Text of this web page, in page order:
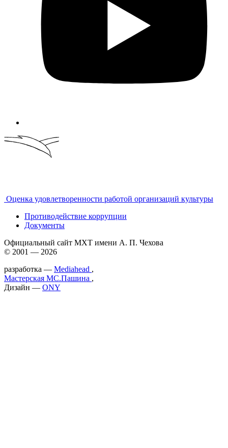
Оценка удовлетворенности работой организаций культуры
Противодействие коррупции
Документы
Официальный сайт МХТ имени А. П. Чехова
© 2001 — 2026
разработка — Mediahead ,
Мастерская МС.Пашина ,
Дизайн — ONY